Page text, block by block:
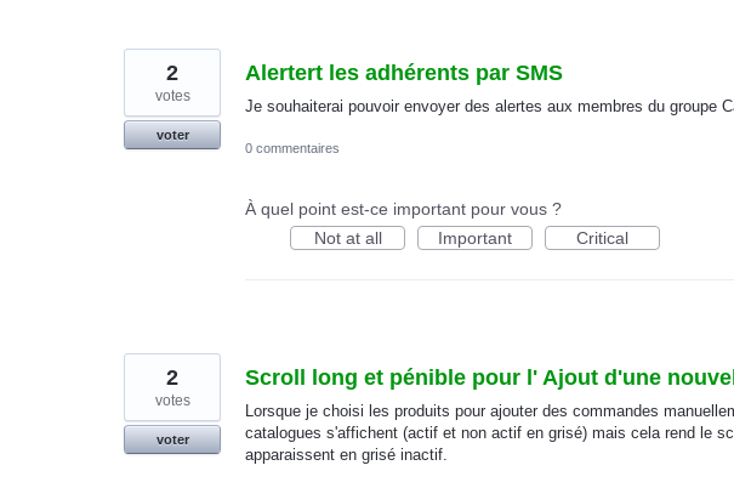
Alertert les adhérents par SMS
Je souhaiterai pouvoir envoyer des alertes aux membres du groupe
2
votes
voter
0 commentaires
À quel point est-ce important pour vous ?
Not at all
Important Critical
Scroll long et pénible pour l' Ajout d'une
Lorsque je choisi les produits pour ajouter des commandes
catalogues s'affichent (actif et non actif en grisé) mais cela rend le
apparaissent en grisé inactif.
2
votes
voter